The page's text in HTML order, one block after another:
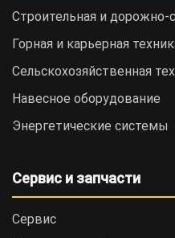
Строительная и дорожно-
Горная и карьерная
Сельскохозяйственная
Навесное оборудование
Энергетические системы
Сервис и запчасти
Сервис